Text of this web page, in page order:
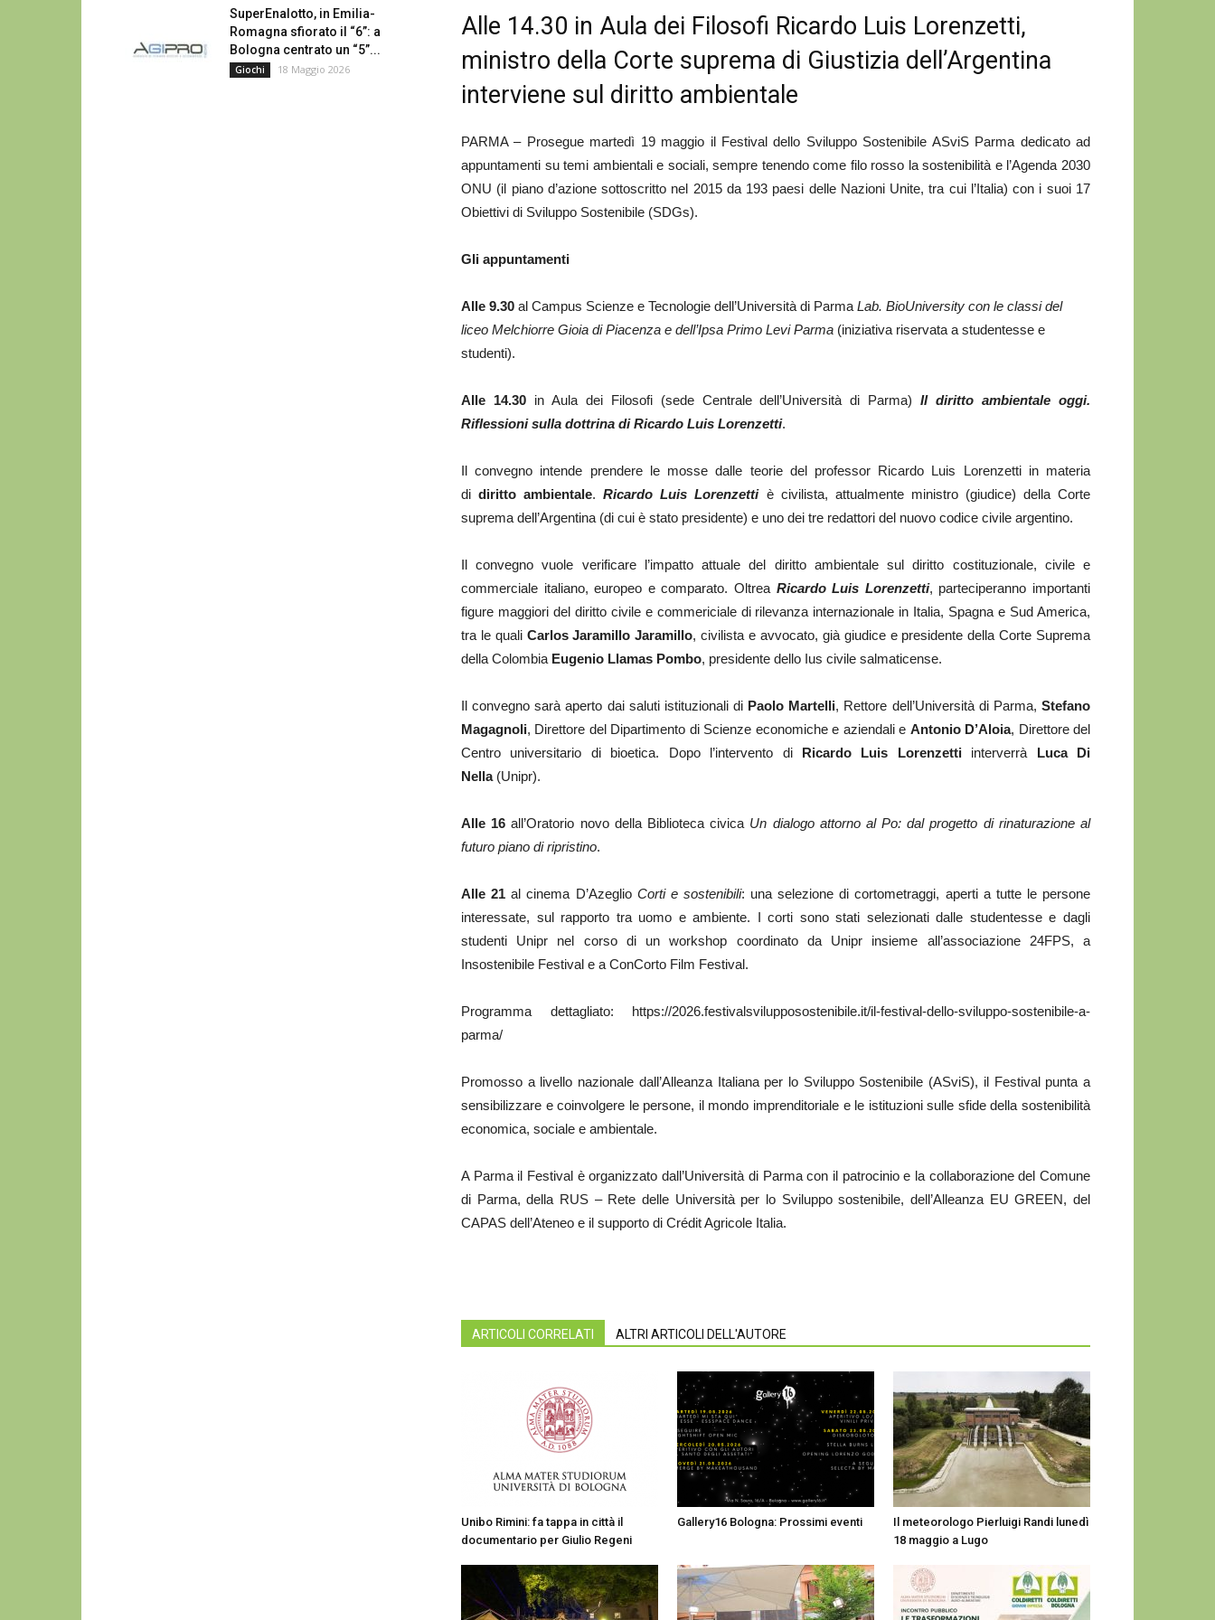
Alle 14.30 in Aula dei Filosofi Ricardo Luis Lorenzetti,
ministro della Corte suprema di Giustizia dell’Argentina
interviene sul diritto ambientale
PARMA – Prosegue martedì 19 maggio il Festival dello Sviluppo Sostenibile ASviS Parma dedicato ad
appuntamenti su temi ambientali e sociali, sempre tenendo come filo rosso la sostenibilità e l’Agenda 2030
ONU (il piano d’azione sottoscritto nel 2015 da 193 paesi delle Nazioni Unite, tra cui l’Italia) con i suoi 17
Obiettivi di Sviluppo Sostenibile (SDGs).
Gli appuntamenti
Alle 9.30 al Campus Scienze e Tecnologie dell’Università di Parma Lab. BioUniversity con le classi del
liceo Melchiorre Gioia di Piacenza e dell’Ipsa Primo Levi Parma (iniziativa riservata a studentesse e
studenti).
Alle 14.30in Aula dei Filosofi (sede Centrale dell’Università di Parma)Il diritto ambientale oggi.
Riflessioni sulla dottrina di Ricardo Luis Lorenzetti.
Il convegno intende prendere le mosse dalle teorie del professor Ricardo Luis Lorenzetti in materia
didiritto ambientale.Ricardo Luis Lorenzettiè civilista, attualmente ministro (giudice) della Corte
suprema dell’Argentina (di cui è stato presidente) e uno dei tre redattori del nuovo codice civile argentino.
Il convegno vuole verificare l’impatto attuale del diritto ambientale sul diritto costituzionale, civile e
commerciale italiano, europeo e comparato. Oltrea Ricardo Luis Lorenzetti, parteciperanno importanti
figure maggiori del diritto civile e commericiale di rilevanza internazionale in Italia, Spagna e Sud America,
tra le quali Carlos Jaramillo Jaramillo, civilista e avvocato, già giudice e presidente della Corte Suprema
della Colombia Eugenio Llamas Pombo, presidente dello Ius civile salmaticense.
Il convegno sarà aperto dai saluti istituzionali di Paolo Martelli, Rettore dell’Università di Parma,Stefano
Magagnoli, Direttore del Dipartimento di Scienze economiche e aziendali e Antonio D’Aloia, Direttore del
Centro universitario di bioetica. Dopo l’intervento di Ricardo Luis Lorenzettiinterverrà Luca Di
Nella(Unipr).
Alle 16all’Oratorio novo della Biblioteca civica Un dialogo attorno al Po: dal progetto di rinaturazione al
futuro piano di ripristino.
Alle 21 al cinema D’Azeglio Corti e sostenibili: una selezione di cortometraggi, aperti a tutte le persone
interessate, sul rapporto tra uomo e ambiente. I corti sono stati selezionati dalle studentesse e dagli
studenti Unipr nel corso di un workshop coordinato da Unipr insieme all’associazione 24FPS, a
Insostenibile Festival e a ConCorto Film Festival.
Programma dettagliato: https://2026.festivalsvilupposostenibile.it/il-festival-dello-sviluppo-sostenibile-a-
parma/
Promosso a livello nazionale dall’Alleanza Italiana per lo Sviluppo Sostenibile (ASviS), il Festival punta a
sensibilizzare e coinvolgere le persone, il mondo imprenditoriale e le istituzioni sulle sfide della sostenibilità
economica, sociale e ambientale.
A Parma il Festival è organizzato dall’Università di Parma con il patrocinio e la collaborazione del Comune
di Parma, della RUS – Rete delle Università per lo Sviluppo sostenibile, dell’Alleanza EU GREEN, del
CAPAS dell’Ateneo e il supporto di Crédit Agricole Italia.
ARTICOLI CORRELATI ALTRI ARTICOLI DELL'AUTORE
Unibo Rimini: fa tappa in città il
documentario per Giulio Regeni
Gallery16 Bologna: Prossimi eventi
Il meteorologo Pierluigi Randi lunedì
18 maggio a Lugo
SuperEnalotto, in Emilia-
Romagna sfiorato il “6”: a
Bologna centrato un “5”...
Giochi 18 Maggio 2026